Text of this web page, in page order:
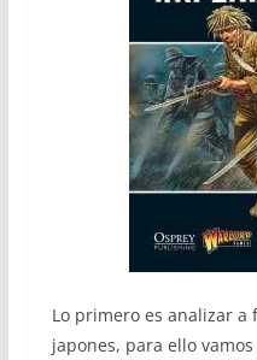
Lo primero es analizar
japones, para ello